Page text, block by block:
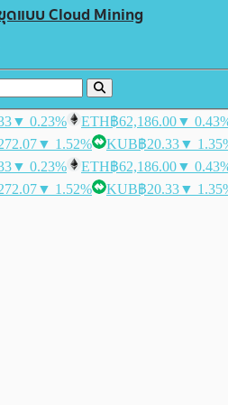
ดแบบ Cloud Mining
▼ 0.23% ETH฿62,186.00▼
▼ 1.52% KUB฿20.33▼
▼ 0.23% ETH฿62,186.00▼
▼ 1.52% KUB฿20.33▼